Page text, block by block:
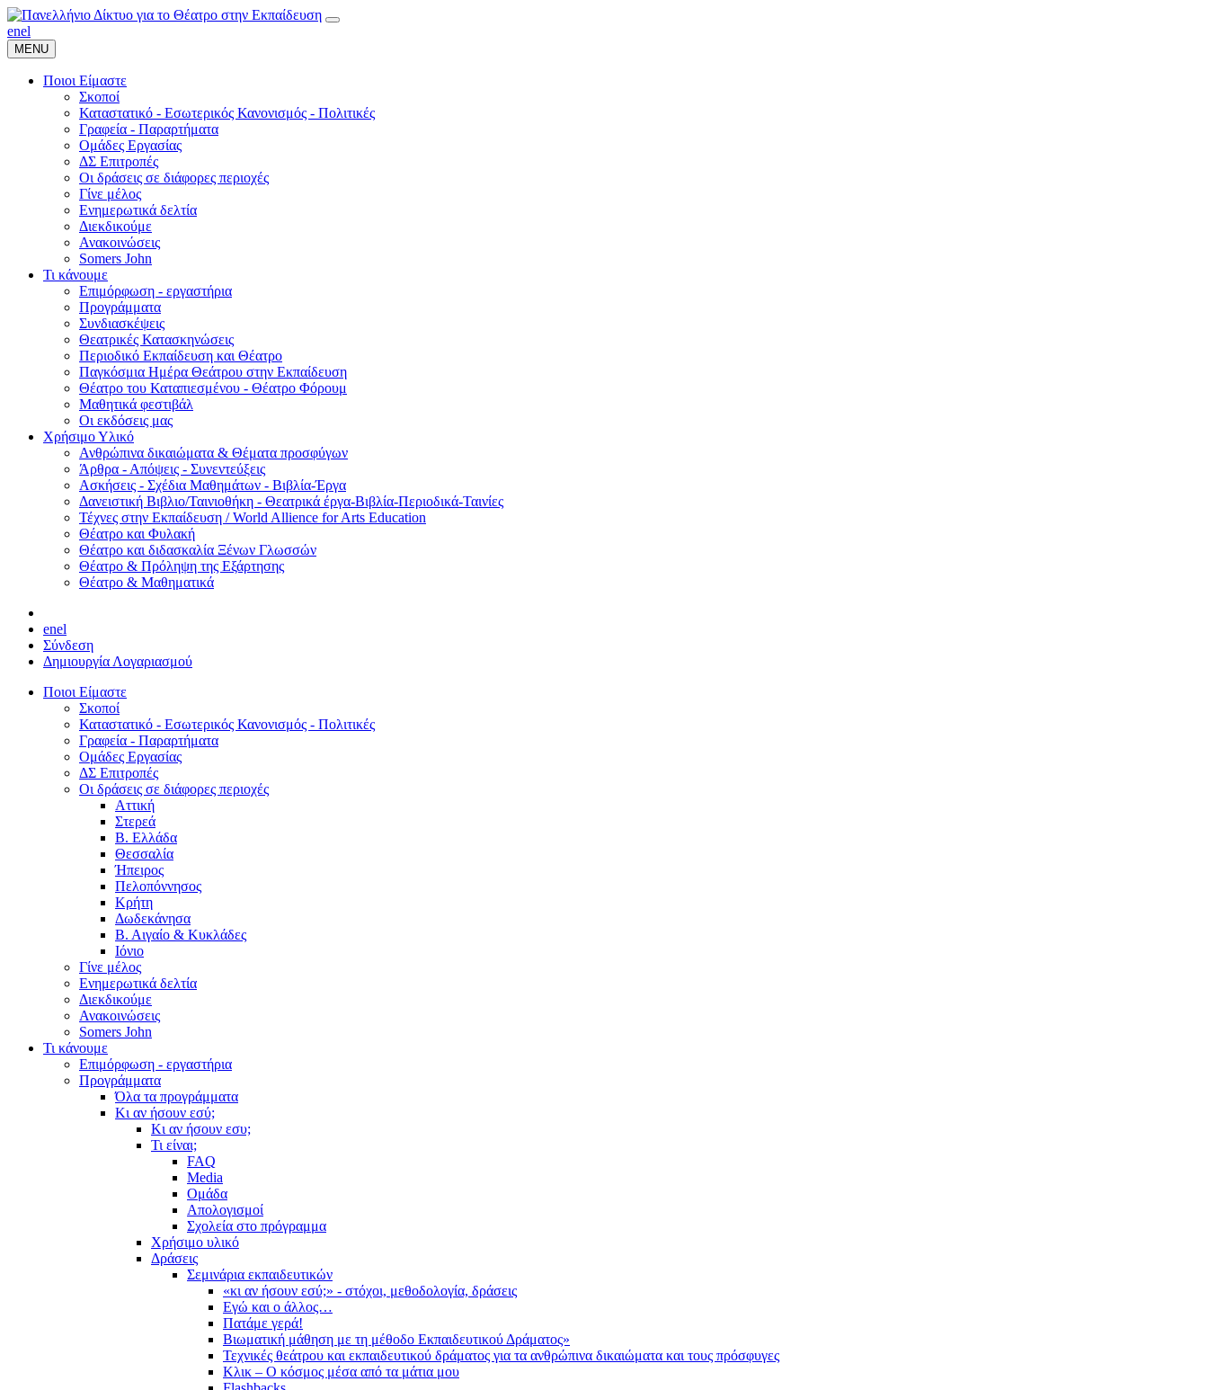
enel
MENU
Ποιοι Είμαστε
Σκοποί
Καταστατικό - Εσωτερικός Κανονισμός - Πολιτικές
Γραφεία - Παραρτήματα
Ομάδες Εργασίας
ΔΣ Επιτροπές
Οι δράσεις σε διάφορες περιοχές
Γίνε μέλος
Ενημερωτικά δελτία
Διεκδικούμε
Ανακοινώσεις
Somers John
Τι κάνουμε
Επιμόρφωση - εργαστήρια
Προγράμματα
Συνδιασκέψεις
Θεατρικές Κατασκηνώσεις
Περιοδικό Εκπαίδευση και Θέατρο
Παγκόσμια Ημέρα Θεάτρου στην Εκπαίδευση
Θέατρο του Καταπιεσμένου - Θέατρο Φόρουμ
Μαθητικά φεστιβάλ
Οι εκδόσεις μας
Χρήσιμο Υλικό
Ανθρώπινα δικαιώματα & Θέματα προσφύγων
Άρθρα - Απόψεις - Συνεντεύξεις
Ασκήσεις - Σχέδια Μαθημάτων - Βιβλία-Έργα
Δανειστική Βιβλιο/Ταινιοθήκη - Θεατρικά έργα-Βιβλία-Περιοδικά-Ταινίες
Τέχνες στην Εκπαίδευση / World Allience for Arts Education
Θέατρο και Φυλακή
Θέατρο και διδασκαλία Ξένων Γλωσσών
Θέατρο & Πρόληψη της Εξάρτησης
Θέατρο & Μαθηματικά
enel
Σύνδεση
Δημιουργία Λογαριασμού
Ποιοι Είμαστε
Σκοποί
Καταστατικό - Εσωτερικός Κανονισμός - Πολιτικές
Γραφεία - Παραρτήματα
Ομάδες Εργασίας
ΔΣ Επιτροπές
Οι δράσεις σε διάφορες περιοχές
Αττική
Στερεά
Β. Ελλάδα
Θεσσαλία
Ήπειρος
Πελοπόννησος
Κρήτη
Δωδεκάνησα
Β. Αιγαίο & Κυκλάδες
Ιόνιο
Γίνε μέλος
Ενημερωτικά δελτία
Διεκδικούμε
Ανακοινώσεις
Somers John
Τι κάνουμε
Επιμόρφωση - εργαστήρια
Προγράμματα
Όλα τα προγράμματα
Κι αν ήσουν εσύ;
Κι αν ήσουν εσυ;
Τι είναι;
FAQ
Media
Ομάδα
Απολογισμοί
Σχολεία στο πρόγραμμα
Χρήσιμο υλικό
Δράσεις
Σεμινάρια εκπαιδευτικών
«κι αν ήσουν εσύ;» - στόχοι, μεθοδολογία, δράσεις
Εγώ και ο άλλος…
Πατάμε γερά!
Βιωματική μάθηση με τη μέθοδο Εκπαιδευτικού Δράματος»
Τεχνικές θεάτρου και εκπαιδευτικού δράματος για τα ανθρώπινα δικαιώματα και τους πρόσφυγες
Κλικ – Ο κόσμος μέσα από τα μάτια μου